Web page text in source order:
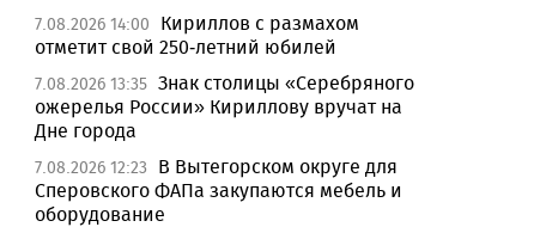
7.08.2026 14:00
Кириллов с размахом
отметит свой 250-летний юбилей
7.08.2026 13:35 Знак столицы «Серебряного
ожерелья России» Кириллову вручат на
Дне города
7.08.2026 12:23
В Вытегорском округе для
Сперовского ФАПа закупаются мебель и
оборудование